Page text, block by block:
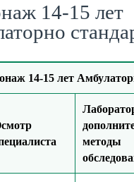
14-15 лет
14-15 лет
методы